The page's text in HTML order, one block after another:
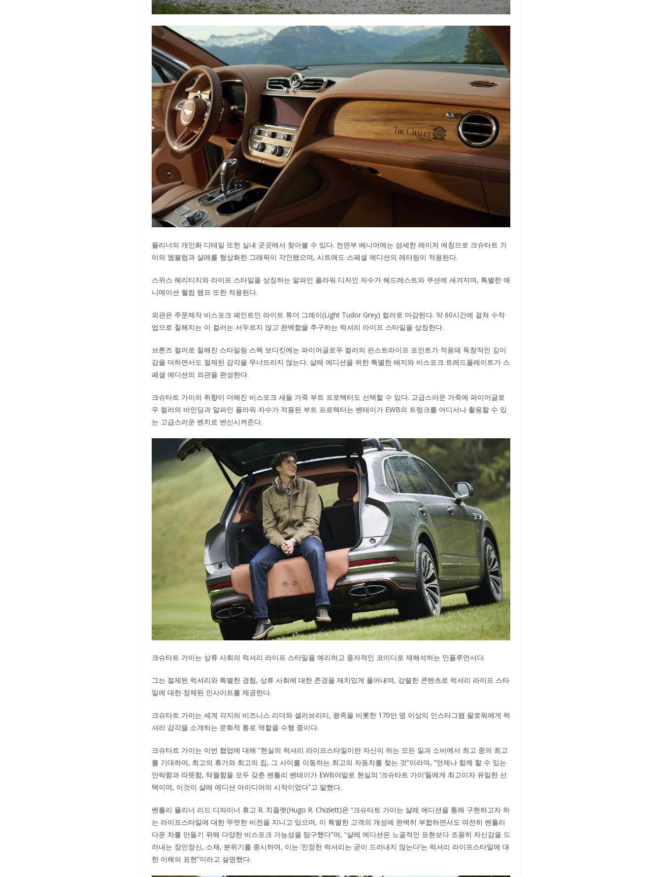
뮬리너의 개인화 디테일 또한 실내 곳곳에서 찾아볼 수 있다. 전면부 베니어에는 섬세한 레이저 에칭으로 크슈타트 가
이의 엠블럼과 샬레를 형상화한 그래픽이 각인됐으며, 시트에도 스페셜 에디션의 레터링이 적용된다.
스위스 헤리티지와 라이프 스타일을 상징하는 알파인 플라워 디자인 자수가 헤드레스트와 쿠션에 새겨지며, 특별한 애
니메이션 웰컴 램프 또한 적용된다.
외관은 주문제작 비스포크 페인트인 라이트 튜더 그레이(Light Tudor Grey) 컬러로 마감된다. 약 60시간에 걸쳐 수작
업으로 칠해지는 이 컬러는 서두르지 않고 완벽함을 추구하는 럭셔리 라이프 스타일을 상징한다.
브론즈 컬러로 칠해진 스타일링 스펙 보디킷에는 파이어글로우 컬러의 핀스트라이프 포인트가 적용돼 독창적인 깊이
감을 더하면서도 절제된 감각을 무너뜨리지 않는다. 샬레 에디션을 위한 특별한 배지와 비스포크 트레드플레이트가 스
페셜 에디션의 외관을 완성한다.
크슈타트 가이의 취향이 더해진 비스포크 새들 가죽 부트 프로텍터도 선택할 수 있다. 고급스러운 가죽에 파이어글로
우 컬러의 바인딩과 알파인 플라워 자수가 적용된 부트 프로텍터는 벤테이가 EWB의 트렁크를 어디서나 활용할 수 있
는 고급스러운 벤치로 변신시켜준다.
크슈타트 가이는 상류 사회의 럭셔리 라이프 스타일을 예리하고 풍자적인 코미디로 재해석하는 인플루언서다.
그는 절제된 럭셔리와 특별한 경험, 상류 사회에 대한 존경을 재치있게 풀어내며, 강렬한 콘텐츠로 럭셔리 라이프 스타
일에 대한 정제된 인사이트를 제공한다.
크슈타트 가이는 세계 각지의 비즈니스 리더와 셀러브리티, 왕족을 비롯한 170만 명 이상의 인스타그램 팔로워에게 럭
셔리 감각을 소개하는 문화적 통로 역할을 수행 중이다.
크슈타트 가이는 이번 협업에 대해 “현실의 럭셔리 라이프스타일이란 자신이 하는 모든 일과 소비에서 최고 중의 최고
를 기대하며, 최고의 휴가와 최고의 집, 그 사이를 이동하는 최고의 자동차를 찾는 것”이라며, “언제나 함께 할 수 있는
안락함과 따뜻함, 탁월함을 모두 갖춘 벤틀리 벤테이가 EWB야말로 현실의 ‘크슈타트 가이’들에게 최고이자 유일한 선
택이며, 이것이 샬레 에디션 아이디어의 시작이었다”고 말했다.
벤틀리 뮬리너 리드 디자이너 휴고 R. 치즐렛(Hugo R. Chizlett)은 “크슈타트 가이는 샬레 에디션을 통해 구현하고자 하
는 라이프스타일에 대한 뚜렷한 비전을 지니고 있으며, 이 특별한 고객의 개성에 완벽히 부합하면서도 여전히 벤틀리
다운 차를 만들기 위해 다양한 비스포크 가능성을 탐구했다”며, “샬레 에디션은 노골적인 표현보다 조용히 자신감을 드
러내는 장인정신, 소재, 분위기를 중시하며, 이는 ‘진정한 럭셔리는 굳이 드러내지 않는다’는 럭셔리 라이프스타일에 대
한 이해의 표현”이라고 설명했다.